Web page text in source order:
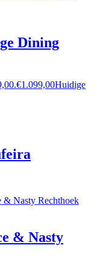
Dining
€1.099,00Huidige
& Nasty